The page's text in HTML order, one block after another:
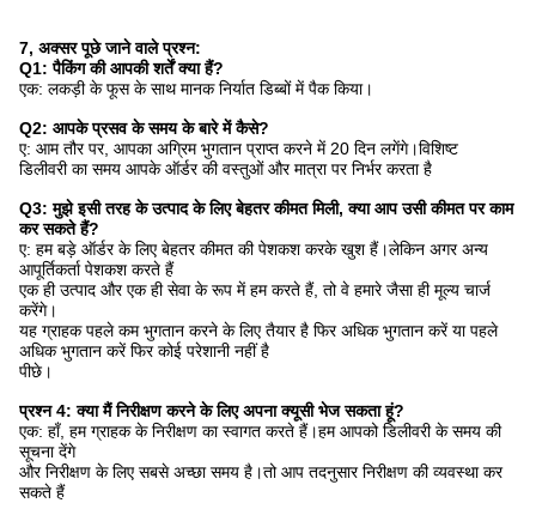
7, अक्सर पूछे जाने वाले प्रश्न:
Q1: पैकिंग की आपकी शर्तें क्या हैं?
एक: लकड़ी के फूस के साथ मानक निर्यात डिब्बों में पैक किया।
Q2: आपके प्रसव के समय के बारे में कैसे?
ए: आम तौर पर, आपका अग्रिम भुगतान प्राप्त करने में 20 दिन लगेंगे।विशिष्ट
डिलीवरी का समय आपके ऑर्डर की वस्तुओं और मात्रा पर निर्भर करता है
Q3: मुझे इसी तरह के उत्पाद के लिए बेहतर कीमत मिली, क्या आप उसी कीमत पर काम
कर सकते हैं?
ए: हम बड़े ऑर्डर के लिए बेहतर कीमत की पेशकश करके खुश हैं।लेकिन अगर अन्य
आपूर्तिकर्ता पेशकश करते हैं
एक ही उत्पाद और एक ही सेवा के रूप में हम करते हैं, तो वे हमारे जैसा ही मूल्य चार्ज
करेंगे।
यह ग्राहक पहले कम भुगतान करने के लिए तैयार है फिर अधिक भुगतान करें या पहले
अधिक भुगतान करें फिर कोई परेशानी नहीं है
पीछे।
प्रश्न 4: क्या मैं निरीक्षण करने के लिए अपना क्यूसी भेज सकता हूं?
एक: हाँ, हम ग्राहक के निरीक्षण का स्वागत करते हैं।हम आपको डिलीवरी के समय की
सूचना देंगे
और निरीक्षण के लिए सबसे अच्छा समय है।तो आप तदनुसार निरीक्षण की व्यवस्था कर
सकते हैं